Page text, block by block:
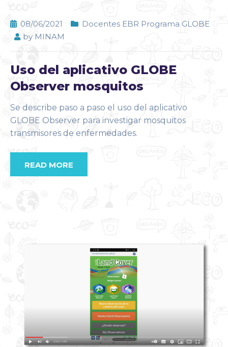
08/06/2021
Docentes EBR Programa GLOBE
by MINAM
Uso del aplicativo GLOBE
Observer mosquitos
Se describe paso a paso el uso del aplicativo
GLOBE Observer para investigar mosquitos
transmisores de enfermedades.
READ MORE